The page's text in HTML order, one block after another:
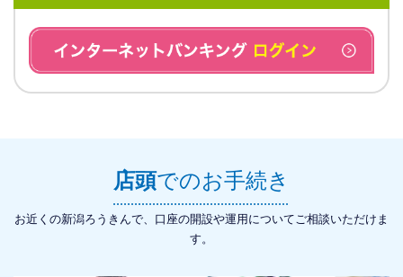
店頭でのお手続き
お近くの新潟ろうきんで、口座の開設や運用についてご相談いただけま
す。